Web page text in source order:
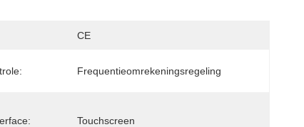
CE
Frequentieomrekeningsregeling
Touchscreen